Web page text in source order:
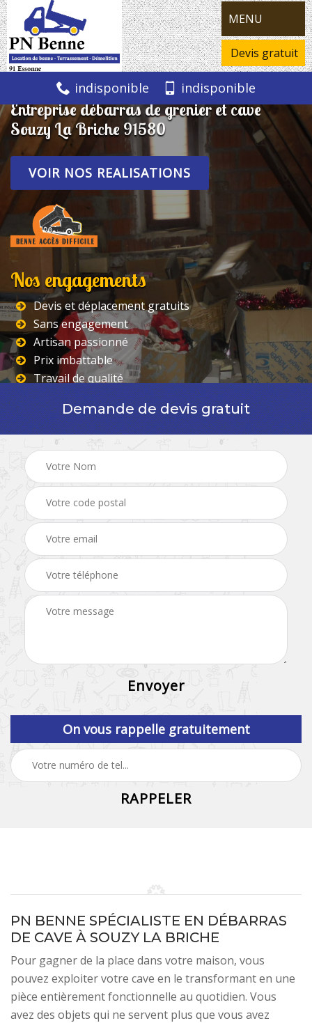
MENU
Devis gratuit
indisponible indisponible
Entreprise débarras de grenier et cave
Souzy La Briche 91580
VOIR NOS REALISATIONS
Nos engagements
Devis et déplacement gratuits
Sans engagement
Artisan passionné
Prix imbattable
Travail de qualité
Demande de devis gratuit
On vous rappelle gratuitement
PN BENNE SPÉCIALISTE EN DÉBARRAS
DE CAVE À SOUZY LA BRICHE
Pour gagner de la place dans votre maison, vous
pouvez exploiter votre cave en le transformant en une
pièce entièrement fonctionnelle au quotidien. Vous
avez des objets qui ne servent plus que vous avez